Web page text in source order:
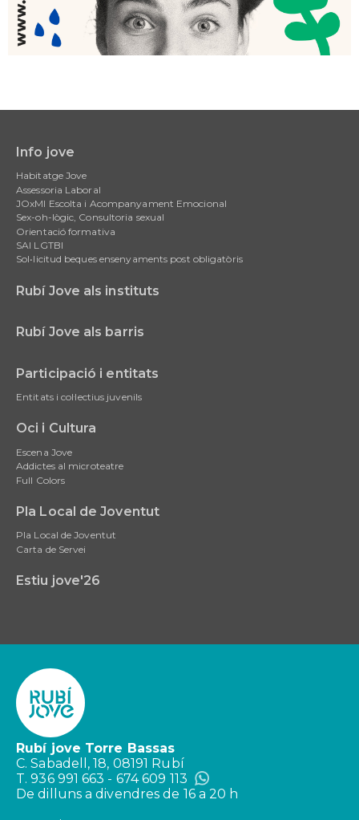
navigation
Info jove
Habitatge Jove
Assessoria Laboral
JOxMI Escolta i Acompanyament Emocional
Sex-oh-lògic, Consultoria sexual
Orientació formativa
SAI LGTBI
Sol•licitud beques ensenyaments post obligatòris
Rubí Jove als instituts
Rubí Jove als barris
Participació i entitats
Entitats i col·lectius juvenils
Oci i Cultura
Escena Jove
Addictes al microteatre
Full Colors
Pla Local de Joventut
Pla Local de Joventut
Carta de Servei
Estiu jove'26
Rubí jove Torre Bassas
C. Sabadell, 18, 08191 Rubí
T. 936 991 663 - 674 609 113
De dilluns a divendres de 16 a 20 h